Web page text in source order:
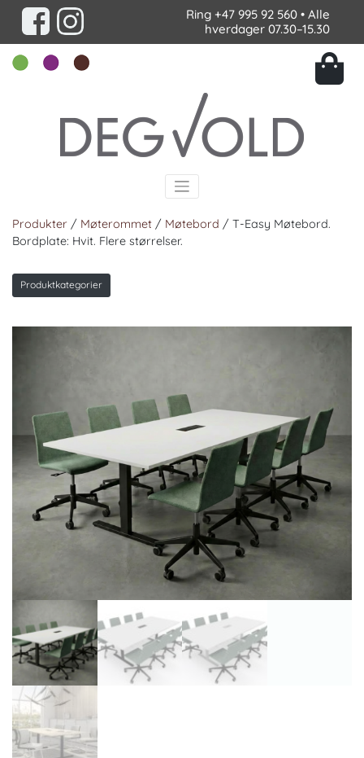
Ring +47 995 92 560 • Alle
hverdager 07.30–15.30
Produkter / Møterommet / Møtebord / T-Easy Møtebord.
Bordplate: Hvit. Flere størrelser.
Produktkategorier